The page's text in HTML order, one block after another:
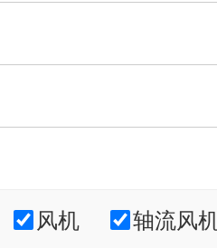
风机
轴流风